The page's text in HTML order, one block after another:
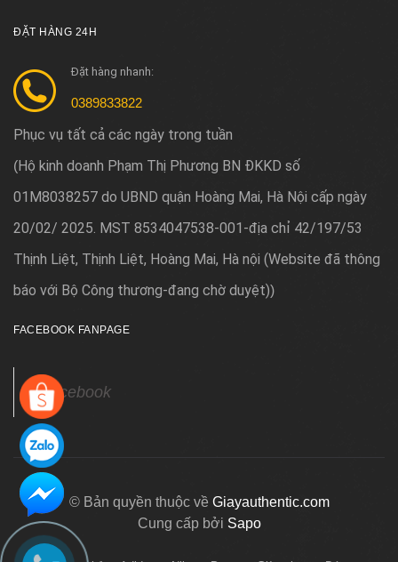
ĐẶT HÀNG 24H
Đặt hàng nhanh:
0389833822
Phục vụ tất cả các ngày trong tuần
(Hộ kinh doanh Phạm Thị Phương BN ĐKKD số
01M8038257 do UBND quận Hoàng Mai, Hà Nội cấp ngày
20/02/ 2025. MST 8534047538-001-địa chỉ 42/197/53
Thịnh Liệt, Thịnh Liệt, Hoàng Mai, Hà nội (Website đã thông
báo với Bộ Công thương-đang chờ duyệt))
FACEBOOK FANPAGE
Facebook
© Bản quyền thuộc về Giayauthentic.com
Cung cấp bởi Sapo